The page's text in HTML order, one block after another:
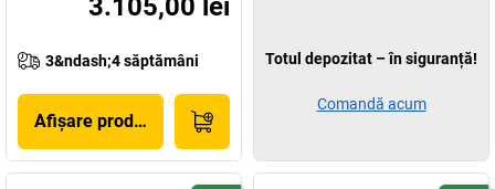
3.105,00 lei
3&ndash;4 săptămâni
Afișare produs
Totul depozitat – în siguranță!
Comandă acum